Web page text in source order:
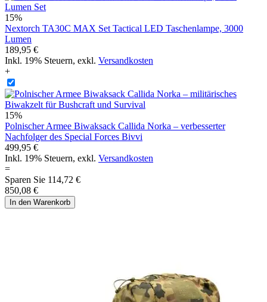
15%
Nextorch TA30C MAX Set Tactical LED Taschenlampe, 3000
Lumen
189,95 €
Inkl. 19% Steuern, exkl. Versandkosten
+
15%
Polnischer Armee Biwaksack Callida Norka – verbesserter
Nachfolger des Special Forces Bivvi
499,95 €
Inkl. 19% Steuern, exkl. Versandkosten
=
Sparen Sie 114,72 €
850,08 €
In den Warenkorb